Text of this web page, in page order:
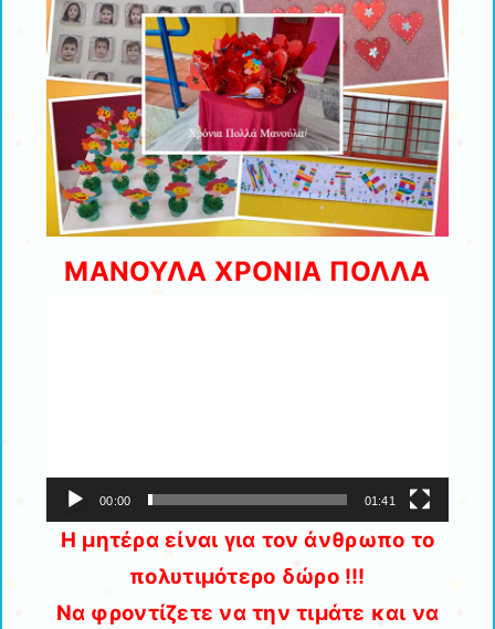
ΜΑΝΟΥΛΑ ΧΡΟΝΙΑ ΠΟΛΛΑ
00:00 01:41
Η μητέρα είναι για τον άνθρωπο το
πολυτιμότερο δώρο !!!
Να φροντίζετε να την τιμάτε και να